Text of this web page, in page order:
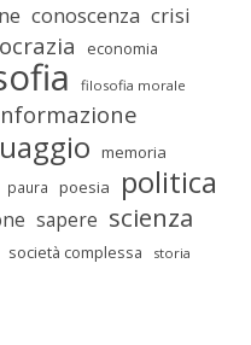
conoscenza crisi
economia
filosofia morale
memoria
paura poesia politica
sapere scienza
società complessa storia